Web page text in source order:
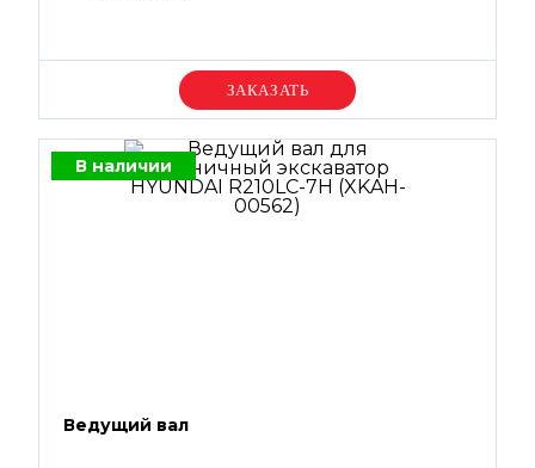
Уточняйте цену
В наличии
Ведущий вал